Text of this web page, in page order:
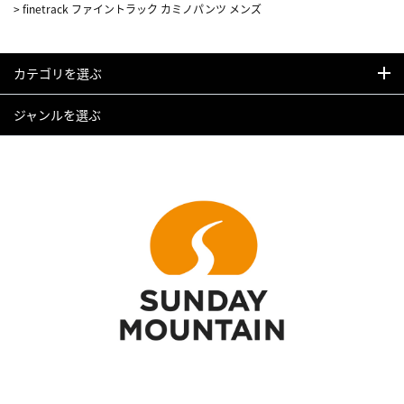
>finetrack ファイントラック カミノパンツ メンズ
カテゴリを選ぶ
ジャンルを選ぶ